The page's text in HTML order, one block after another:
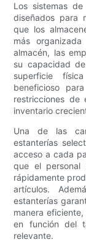
Los sistemas
diseñados para
que los
más
almacén, las
su capacidad
superficie
beneficioso
restricciones de
inventario
Una de las
estanterías
acceso a cada
que el personal
rápidamente
artículos.
estanterías
manera
en función del
relevante.